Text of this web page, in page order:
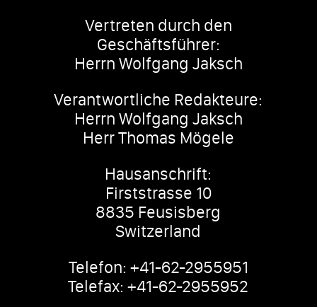
Vertreten durch den
Geschäftsführer:
Herrn Wolfgang Jaksch
Verantwortliche Redakteure:
Herrn Wolfgang Jaksch
Herr Thomas Mögele
Hausanschrift:
Firststrasse 10
8835 Feusisberg
Switzerland
Telefon: +41-62-2955951
Telefax: +41-62-2955952